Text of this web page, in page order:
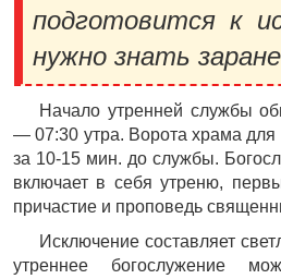
подготовится к
нужно знать
Начало утренней службы
— 07:30 утра. Ворота храма
за 10-15 мин. до службы.
включает в себя утреню,
причастие и проповедь
Исключение составляет
утреннее богослужение